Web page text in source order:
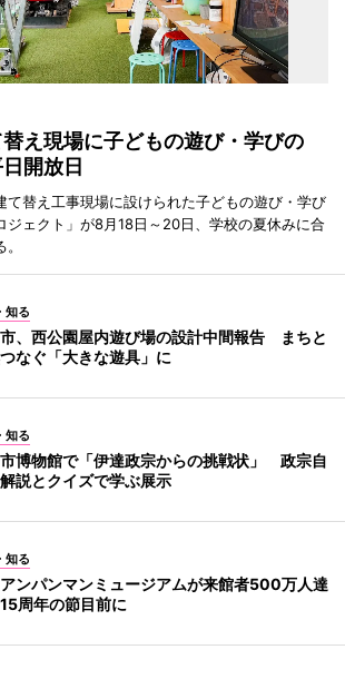
え現場に子どもの遊び・学びの
開放日
て替え工事現場に設けられた子どもの遊び・学び
ジェクト」が8月18日～20日、学校の夏休みに合
知る
、西公園屋内遊び場の設計中間報告 まちと
なぐ「大きな遊具」に
知る
博物館で「伊達政宗からの挑戦状」 政宗自
説とクイズで学ぶ展示
知る
ンパンマンミュージアムが来館者500万人達
周年の節目前に